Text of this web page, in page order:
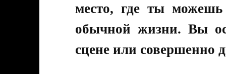
место, где ты
обычной жизни. Вы
сцене или совершенно